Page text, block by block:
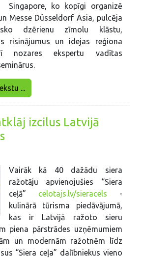
Singapore, ko kopīgi organizē
Messe Düsseldorf Asia, pulcēja
dzērienu zīmolu klāstu,
risinājumus un idejas reģiona
ekspertu vadītas
...
izcilus Latvijā
Vairāk kā 40 dažādu siera
ražotāju apvienojušies “Siera
ceļā” celotajs.lv/sieracels -
kulinārā tūrisma piedāvājumā,
kas ir Latvijā ražoto sieru
piena pārstrādes uzņēmumiem
un modernām ražotnēm līdz
“Siera ceļa” dalībniekus vieno